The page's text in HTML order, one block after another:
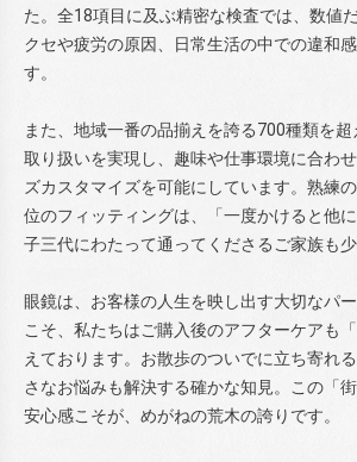
た。全18項目に及ぶ精密な検査では、数値
クセや疲労の原因、日常生活の中での違和
す。
また、地域一番の品揃えを誇る700種類を
取り扱いを実現し、趣味や仕事環境に合わ
ズカスタマイズを可能にしています。熟練
位のフィッティングは、「一度かけると他
子三代にわたって通ってくださるご家族も少
眼鏡は、お客様の人生を映し出す大切なパ
こそ、私たちはご購入後のアフターケアも
えております。お散歩のついでに立ち寄れ
さなお悩みも解決する確かな知見。この「
安心感こそが、めがねの荒木の誇りです。